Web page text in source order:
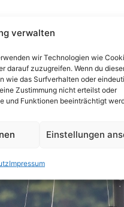
verwalten
wir Technologien wie
darauf zuzugreifen. Wenn du
wie das Surfverhalten oder
Zustimmung nicht erteilst oder
und Funktionen beeinträchtigt
Einstellungen
Impressum